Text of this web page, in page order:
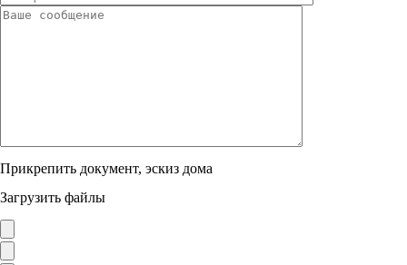
Прикрепить документ, эскиз дома
Загрузить файлы